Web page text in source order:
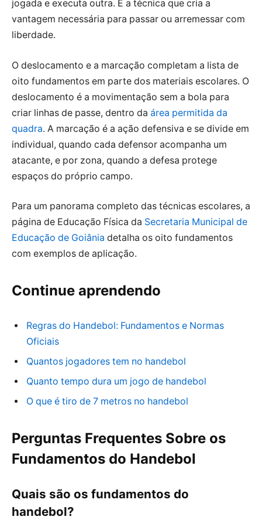
jogada e executa outra. É a técnica que cria a
vantagem necessária para passar ou arremessar com
liberdade.
O deslocamento e a marcação completam a lista de
oito fundamentos em parte dos materiais escolares. O
deslocamento é a movimentação sem a bola para
criar linhas de passe, dentro da área permitida da
quadra. A marcação é a ação defensiva e se divide em
individual, quando cada defensor acompanha um
atacante, e por zona, quando a defesa protege
espaços do próprio campo.
Para um panorama completo das técnicas escolares, a
página de Educação Física da Secretaria Municipal de
Educação de Goiânia detalha os oito fundamentos
com exemplos de aplicação.
Continue aprendendo
Regras do Handebol: Fundamentos e Normas
Oficiais
Quantos jogadores tem no handebol
Quanto tempo dura um jogo de handebol
O que é tiro de 7 metros no handebol
Perguntas Frequentes Sobre os
Fundamentos do Handebol
Quais são os fundamentos do
handebol?